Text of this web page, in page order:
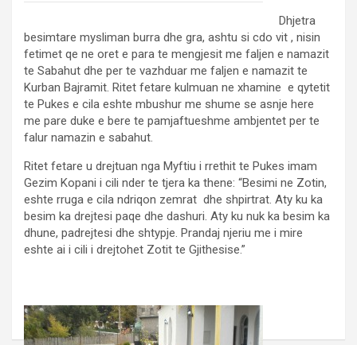
Dhjetra
besimtare mysliman burra dhe gra, ashtu si cdo vit , nisin
fetimet qe ne oret e para te mengjesit me faljen e namazit
te Sabahut dhe per te vazhduar me faljen e namazit te
Kurban Bajramit. Ritet fetare kulmuan ne xhamine e qytetit
te Pukes e cila eshte mbushur me shume se asnje here
me pare duke e bere te pamjaftueshme ambjentet per te
falur namazin e sabahut.
Ritet fetare u drejtuan nga Myftiu i rrethit te Pukes imam
Gezim Kopani i cili nder te tjera ka thene: “Besimi ne Zotin,
eshte rruga e cila ndriqon zemrat dhe shpirtrat. Aty ku ka
besim ka drejtesi paqe dhe dashuri. Aty ku nuk ka besim ka
dhune, padrejtesi dhe shtypje. Prandaj njeriu me i mire
eshte ai i cili i drejtohet Zotit te Gjithesise.”